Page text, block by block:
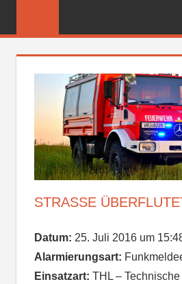
STRASSE ÜBERFLUTET
Datum: 25. Juli 2016 um
Alarmierungsart:
Einsatzart: THL –